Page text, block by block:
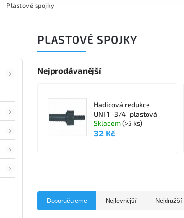
Plastové spojky
PLASTOVÉ SPOJKY
Nejprodávanější
Hadicová redukce
UNI 1"-3/4" plastová
Skladem(>5 ks)
32 Kč
Doporučujeme Nejlevnější Nejdražší